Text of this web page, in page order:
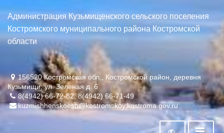
Администрация Кузьмищенского сельского поселения
Костромского муниципального района Костромской
области
156520 Костромская обл., Костромской район, деревня
Кузьмищи, ул. Зеленая д. 6
8(4942) 66-72-82, 8(4942) 66-71-49
kuzmishhenskoesp@kostromskoy.kostroma.gov.ru